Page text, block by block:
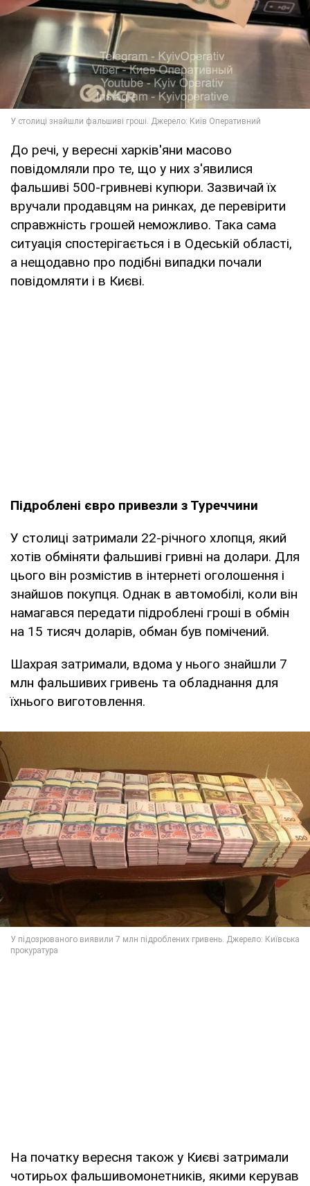
До речі, у вересні харків'яни масово
повідомляли про те, що у них з'явилися
фальшиві 500-гривневі купюри. Зазвичай їх
вручали продавцям на ринках, де перевірити
справжність грошей неможливо. Така сама
ситуація спостерігається і в Одеській області,
а нещодавно про подібні випадки почали
повідомляти і в Києві.
Підроблені євро привезли з Туреччини
У столиці затримали 22-річного хлопця, який
хотів обміняти фальшиві гривні на долари. Для
цього він розмістив в інтернеті оголошення і
знайшов покупця. Однак в автомобілі, коли він
намагався передати підроблені гроші в обмін
на 15 тисяч доларів, обман був помічений.
Шахрая затримали, вдома у нього знайшли 7
млн фальшивих гривень та обладнання для
їхнього виготовлення.
На початку вересня також у Києві затримали
чотирьох фальшивомонетників, якими керував